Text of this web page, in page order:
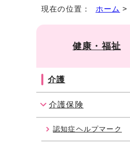
現在の位置： ホーム >
健康・福祉
介護
介護保険
認知症ヘルプマーク